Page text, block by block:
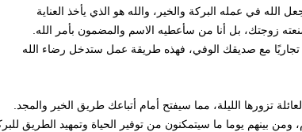
الله في عمله البركة والخير، والله هو الذي يأخذ العناية
زوجتك، بل أنا من سأعطيه الاسم والمضمون بأمر الله.
تجاريًا مع صديقك الوفي، فهذه طريقة عمل ستدخل رضاء الله
تزورها الليلة، مما سيفتح أمام أتباعك طريق الخير والمجد.
ومن بينهم يوما ما سيتمكنون من توفير الحياة وتمهيد الطريق